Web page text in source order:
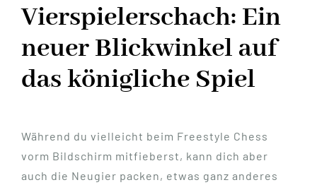
Vierspielerschach: Ein
neuer Blickwinkel auf
das königliche Spiel
Während du vielleicht beim Freestyle Chess
vorm Bildschirm mitfieberst, kann dich aber
auch die Neugier packen, etwas ganz anderes